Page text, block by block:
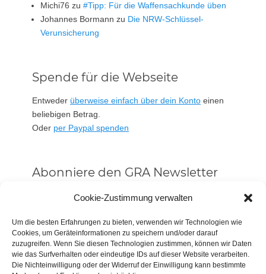
Cookie-Zustimmung verwalten
Um die besten Erfahrungen zu bieten, verwenden wir Technologien wie
Cookies, um Geräteinformationen zu speichern und/oder darauf
zuzugreifen. Wenn Sie diesen Technologien zustimmen, können wir Daten
wie das Surfverhalten oder eindeutige IDs auf dieser Website verarbeiten.
Die Nichteinwilligung oder der Widerruf der Einwilligung kann bestimmte
Michi76 zu #Tipp: Für die Waffensachkunde üben
Johannes Bormann zu Die NRW-Schlüssel-
Verunsicherung
Spende für die Webseite
Entweder überweise einfach über dein Konto einen
beliebigen Betrag.
Oder per Paypal spenden
Abonniere den GRA Newsletter
Vorname oder ganzer Name
Email